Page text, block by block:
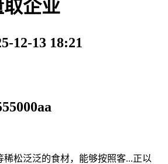
企业
12-13 18:21
松泛泛的食材，能够按照客...正以